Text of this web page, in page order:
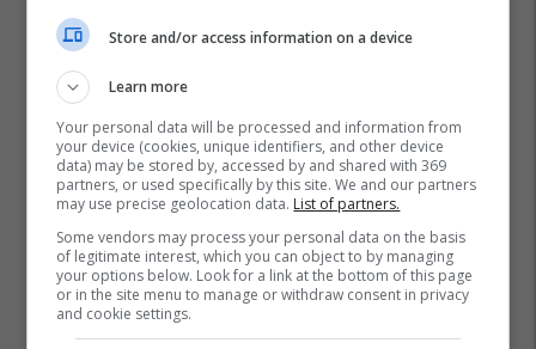
Ilaix Moriba Barcelona
Store and/or access information on a device
Learn more
Your personal data will be processed and information from
your device (cookies, unique identifiers, and other device
data) may be stored by, accessed by and shared with 369
partners, or used specifically by this site. We and our partners
may use precise geolocation data. List of partners.
Some vendors may process your personal data on the basis
of legitimate interest, which you can object to by managing
your options below. Look for a link at the bottom of this page
or in the site menu to manage or withdraw consent in privacy
and cookie settings.